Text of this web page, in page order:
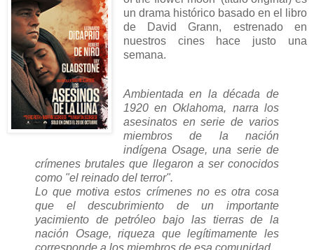
un drama histórico basado en el libro
de David Grann, estrenado en
nuestros cines hace justo una
semana.
Ambientada en la década de
1920 en Oklahoma, narra los
asesinatos en serie de varios
miembros de la nación
indígena Osage, una serie de
crímenes brutales que llegaron a ser conocidos
como "el reinado del terror".
Lo que motiva estos crímenes no es otra cosa
que el descubrimiento de un importante
yacimiento de petróleo bajo las tierras de la
nación Osage, riqueza que legítimamente les
corresponde a los miembros de esa comunidad.